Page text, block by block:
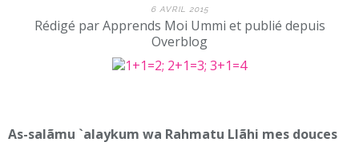
6 AVRIL 2015
Rédigé par Apprends Moi Ummi et publié depuis
Overblog
As-salãmu `alaykum wa Rahmatu Llãhi mes douces